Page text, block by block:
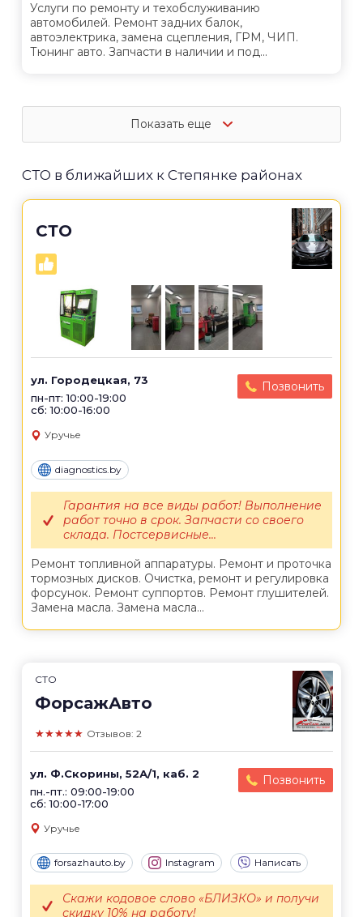
Услуги по ремонту и техобслуживанию
автомобилей. Ремонт задних балок,
автоэлектрика, замена сцепления, ГРМ, ЧИП.
Тюнинг авто. Запчасти в наличии и под...
Показать еще
СТО в ближайших к Степянке районах
СТО
ул. Городецкая, 73
пн-пт: 10:00-19:00
сб: 10:00-16:00
Позвонить
Уручье
diagnostics.by
Ремонт топливной аппаратуры. Ремонт и проточка
тормозных дисков. Очистка, ремонт и регулировка
форсунок. Ремонт суппортов. Ремонт глушителей.
Замена масла. Замена масла...
Гарантия на все виды работ! Выполнение
работ точно в срок. Запчасти со своего
склада. Постсервисные...
СТО
ФорсажАвто
★★★★★ Отзывов: 2
ул. Ф.Скорины, 52А/1, каб. 2
пн.-пт.: 09:00-19:00
сб: 10:00-17:00
Позвонить
Уручье
forsazhauto.by Instagram Написать
Скажи кодовое слово «БЛИЗКО» и получи
скидку 10% на работу!